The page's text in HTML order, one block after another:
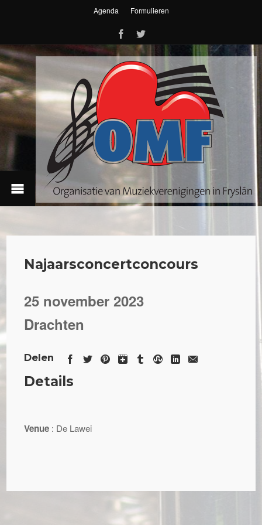
Agenda Formulieren
Najaarsconcertconcours
25 november 2023
Drachten
Delen
Details
Venue : De Lawei